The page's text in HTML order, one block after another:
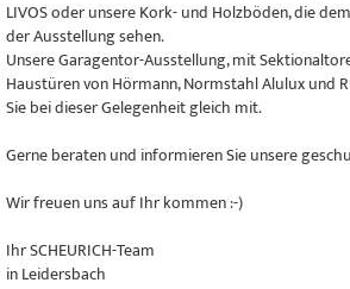
LIVOS oder unsere Kork- und Holzböden, die
der Ausstellung sehen.
Unsere Garagentor-Ausstellung, mit
Haustüren von Hörmann, Normstahl Alulux und
Sie bei dieser Gelegenheit gleich mit.
Gerne beraten und informieren Sie unsere
Wir freuen uns auf Ihr kommen :-)
Ihr SCHEURICH-Team
in Leidersbach